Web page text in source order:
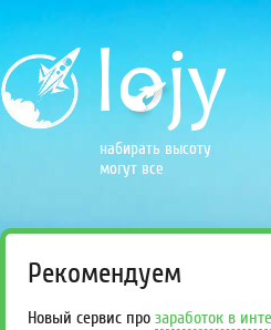
набирать высоту
могут все
Рекомендуем
Новый сервис про заработок в